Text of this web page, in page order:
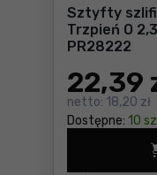
Sztyfty
Trzpień O
PR28222
22,39
netto: 18,20 zł
Dostępne: 10